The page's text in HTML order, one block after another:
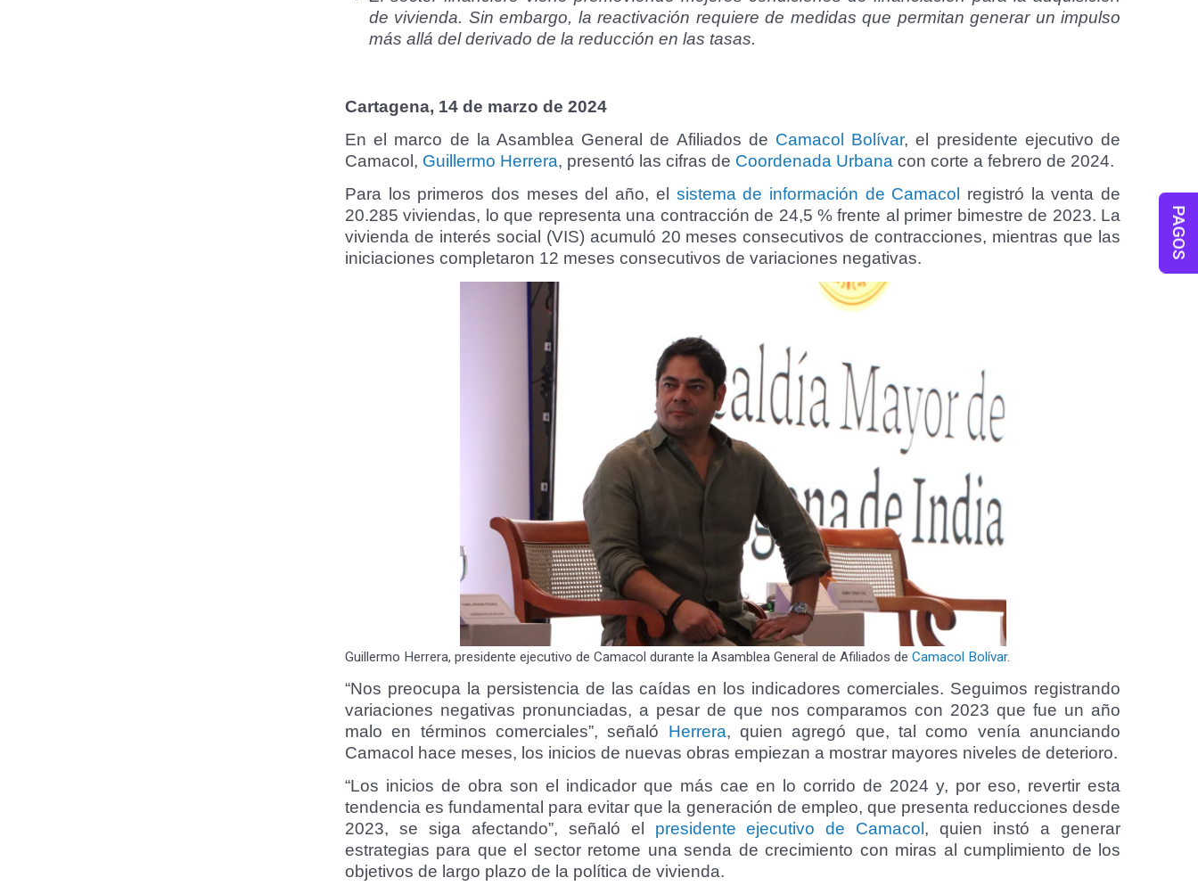
de vivienda. Sin embargo, la reactivación requiere de medidas que permitan generar un impulso
más allá del derivado de la reducción en las tasas.
Cartagena, 14 de marzo de 2024
En el marco de la Asamblea General de Afiliados de Camacol Bolívar, el presidente ejecutivo de
Camacol, Guillermo Herrera, presentó las cifras de Coordenada Urbana con corte a febrero de 2024.
Para los primeros dos meses del año, el sistema de información de Camacol
registró la venta de
20.285 viviendas, lo que representa una contracción de 24,5 % frente al primer bimestre de 2023. La
vivienda de interés social (VIS) acumuló 20 meses consecutivos de contracciones, mientras que las
iniciaciones completaron 12 meses consecutivos de variaciones negativas.
Guillermo Herrera, presidente ejecutivo de Camacol durante la Asamblea General de Afiliados de Camacol Bolívar.
“Nos preocupa la persistencia de las caídas en los indicadores comerciales. Seguimos registrando
variaciones negativas pronunciadas, a pesar de que nos comparamos con 2023 que fue un año
malo en términos comerciales”, señaló Herrera, quien agregó que, tal como venía anunciando
Camacol hace meses, los inicios de nuevas obras empiezan a mostrar mayores niveles de deterioro.
“Los inicios de obra son el indicador que más cae en lo corrido de 2024 y, por eso, revertir esta
tendencia es fundamental para evitar que la generación de empleo, que presenta reducciones desde
2023, se siga afectando”, señaló el presidente ejecutivo de Camacol, quien instó a generar
estrategias para que el sector retome una senda de crecimiento con miras al cumplimiento de los
objetivos de largo plazo de la política de vivienda.
PAGOS